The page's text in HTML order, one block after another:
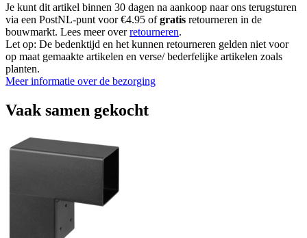
Je kunt dit artikel binnen 30 dagen na aankoop naar ons terugsturen
via een PostNL-punt voor €4.95 ofgratis retourneren in de
bouwmarkt. Lees meer overretourneren.
Let op: De bedenktijd en het kunnen retourneren gelden niet voor
op maat gemaakte artikelen en verse/ bederfelijke artikelen zoals
planten.
Meer informatie over de bezorging
Vaak samen gekocht